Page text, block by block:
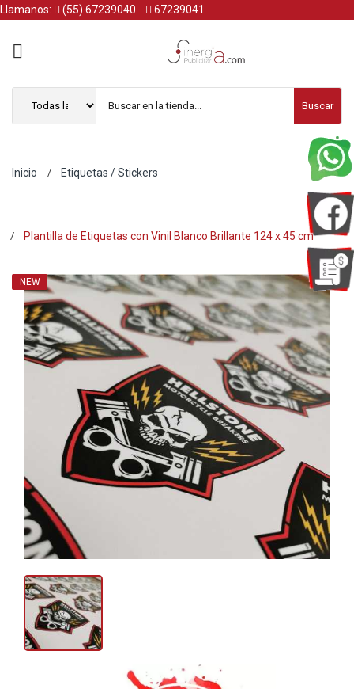
Llamanos: (55) 67239040 67239041
Buscar
Inicio Etiquetas / Stickers
Plantilla de Etiquetas con Vinil Blanco Brillante 124 x 45 cm
NEW